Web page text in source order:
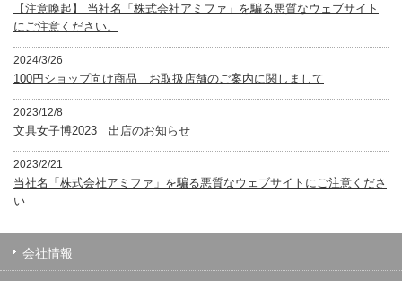
【注意喚起】 当社名「株式会社アミファ」を騙る悪質なウェブサイト
にご注意ください。
2024/3/26
100円ショップ向け商品 お取扱店舗のご案内に関しまして
2023/12/8
文具女子博2023 出店のお知らせ
2023/2/21
当社名「株式会社アミファ」を騙る悪質なウェブサイトにご注意くださ
い
会社情報